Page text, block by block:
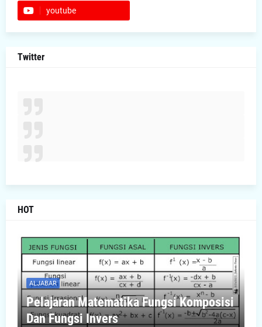
youtube
Twitter
HOT
ALJABAR
Pelajaran Matematika Fungsi Komposisi
Dan Fungsi Invers